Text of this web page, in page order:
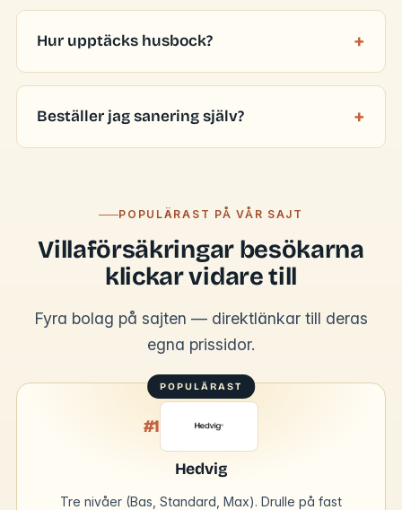
Hur upptäcks husbock?
Beställer jag sanering själv?
POPULÄRAST PÅ VÅR SAJT
Villaförsäkringar besökarna
klickar vidare till
Fyra bolag på sajten — direktlänkar till deras
egna prissidor.
#1
Hedvig
Tre nivåer (Bas, Standard, Max). Drulle på fast